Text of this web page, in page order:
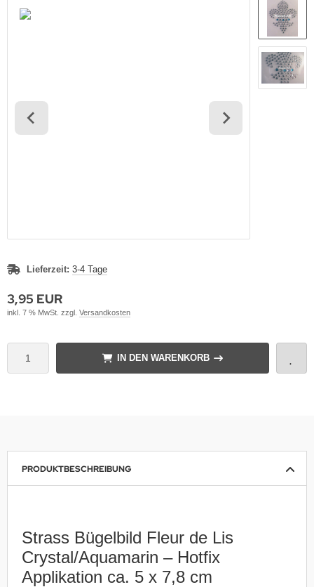
Lieferzeit: 3-4 Tage
3,95 EUR
inkl. 7 % MwSt. zzgl. Versandkosten
IN DEN WARENKORB
PRODUKTBESCHREIBUNG
Strass Bügelbild Fleur de Lis
Crystal/Aquamarin – Hotfix
Applikation ca. 5 x 7,8 cm